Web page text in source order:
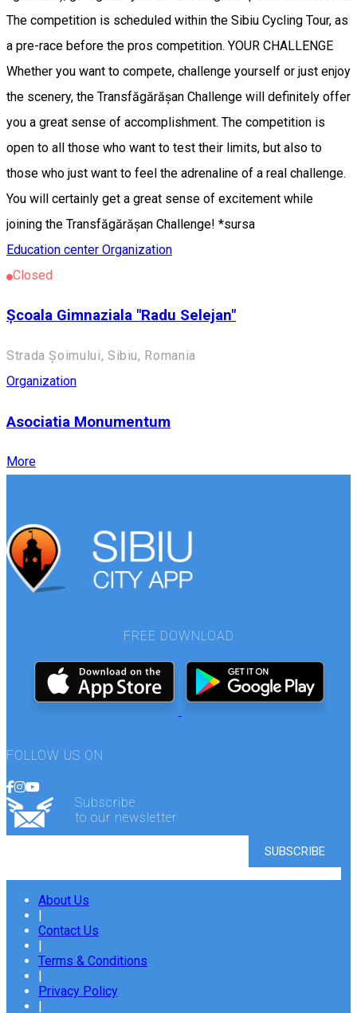
The competition is scheduled within the Sibiu Cycling Tour, as
a pre-race before the pros competition. YOUR CHALLENGE
Whether you want to compete, challenge yourself or just enjoy
the scenery, the Transfăgărășan Challenge will definitely offer
you a great sense of accomplishment. The competition is
open to all those who want to test their limits, but also to
those who just want to feel the adrenaline of a real challenge.
You will certainly get a great sense of excitement while
joining the Transfăgărășan Challenge! *sursa
Education center Organization
Closed
Școala Gimnaziala "Radu Selejan"
Strada Șoimului, Sibiu, Romania
Organization
Asociatia Monumentum
More
FREE DOWNLOAD
FOLLOW US ON
Subscribe
to our newsletter
About Us
Contact Us
Terms & Conditions
Privacy Policy